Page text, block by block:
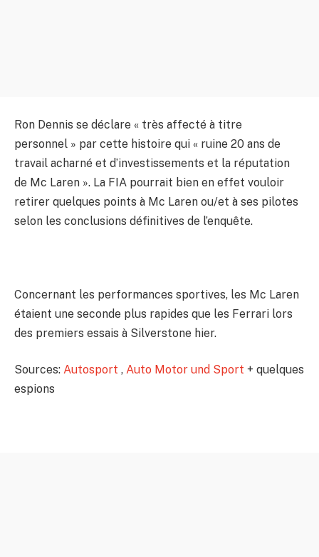
Ron Dennis se déclare « très affecté à titre
personnel » par cette histoire qui « ruine 20 ans de
travail acharné et d’investissements et la réputation
de Mc Laren ». La FIA pourrait bien en effet vouloir
retirer quelques points à Mc Laren ou/et à ses pilotes
selon les conclusions définitives de l’enquête.
Concernant les performances sportives, les Mc Laren
étaient une seconde plus rapides que les Ferrari lors
des premiers essais à Silverstone hier.
Sources: Autosport , Auto Motor und Sport + quelques
espions